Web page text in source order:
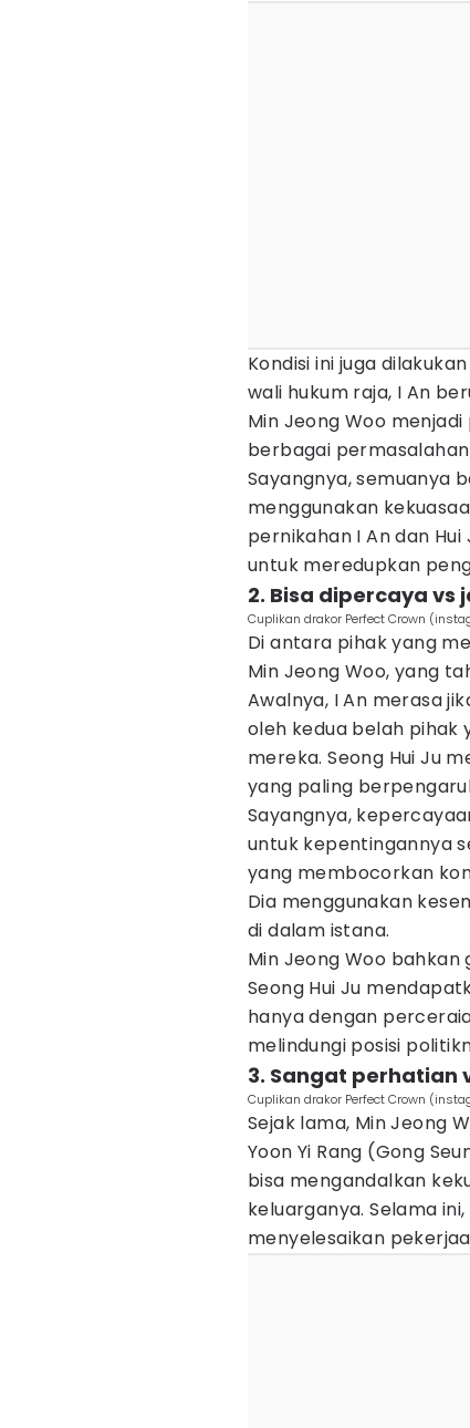
Kondisi ini juga
wali hukum raja, I An
Min Jeong Woo
berbagai
Sayangnya, semuanya
menggunakan
pernikahan I An dan
untuk meredupkan
2. Bisa dipercaya vs
Cuplikan drakor Perfect Crown
Di antara pihak yang
Min Jeong Woo, yang
Awalnya, I An merasa
oleh kedua belah pihak
mereka. Seong Hui Ju
yang paling
Sayangnya,
untuk kepentingannya
yang membocorkan
Dia menggunakan
di dalam istana.
Min Jeong Woo
Seong Hui Ju
hanya dengan
melindungi posisi
3. Sangat perhatian
Cuplikan drakor Perfect Crown
Sejak lama, Min Jeong
Yoon Yi Rang (Gong
bisa mengandalkan
keluarganya. Selama
menyelesaikan